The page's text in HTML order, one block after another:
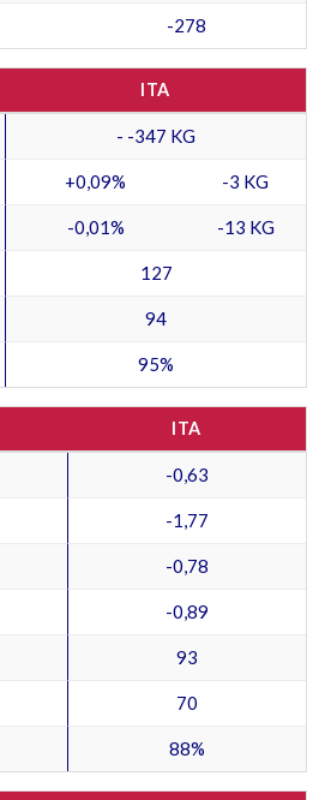
-278
ITA
- -347 KG
+0,09% -3 KG
-0,01% -13 KG
127
94
95%
ITA
-0,63
-1,77
-0,78
-0,89
93
70
88%